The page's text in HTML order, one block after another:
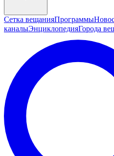
Сетка вещанияПрограммы
каналыЭнциклопедияГорода